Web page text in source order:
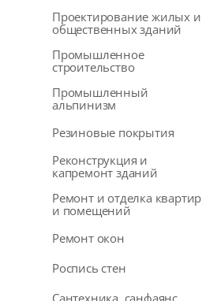
Проектирование жилых и
общественных зданий
Промышленное
строительство
Промышленный
альпинизм
Резиновые покрытия
Реконструкция и
капремонт зданий
Ремонт и отделка квартир
и помещений
Ремонт окон
Роспись стен
Сантехника, санфаянс